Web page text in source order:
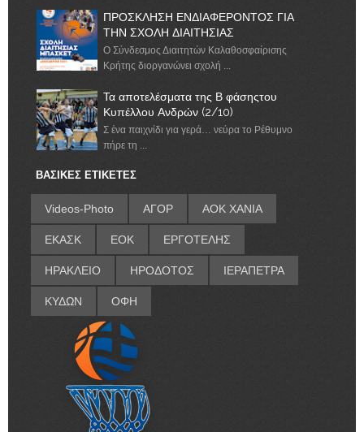
ΠΡΟΣΚΛΗΣΗ ΕΝΔΙΑΦΕΡΟΝΤΟΣ ΓΙΑ
ΤΗΝ ΣΧΟΛΗ ΔΙΑΙΤΗΣΙΑΣ
Ο Σύνδεσμος Διαιτητών Καλαθοσφαίρισης
Κρήτης διοργανώνει σχολή ...
Τα αποτελέσματα της Β φάσηςτου
Κυπέλλου Ανδρών (2/10)
Σ ένα παιχνίδι για γερά… νεύρα το Ρέθυμνο
πήρε τη ...
ΒΑΣΙΚΕΣ ΕΤΙΚΕΤΕΣ
Videos-Photo ΑΓΟΡ ΑΟΚ ΧΑΝΙΑ
ΕΚΑΣΚ ΕΟΚ ΕΡΓΟΤΕΛΗΣ
ΗΡΑΚΛΕΙΟ ΗΡΟΔΟΤΟΣ ΙΕΡΑΠΕΤΡΑ
ΚΥΔΩΝ ΟΦΗ